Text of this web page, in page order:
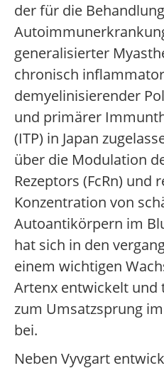
der für die
generalisierter
chronisch
demyelinisierender
und primärer
(ITP) in Japan
über die Modulation
Rezeptors (FcRn) und
Konzentration von
Autoantikörpern im
hat sich in den
einem wichtigen
Artenx entwickelt und
zum Umsatzsprung
bei.
Neben Vyvgart